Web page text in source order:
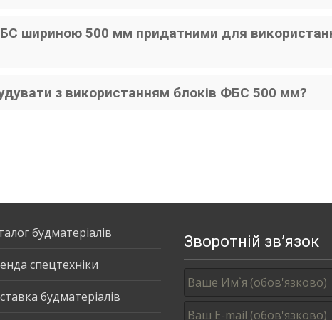
шириною 500 мм придатними для
з використанням блоків ФБС 500 мм?
будматеріалів
спецтехніки
будматеріалів
Зворотній зв’язок